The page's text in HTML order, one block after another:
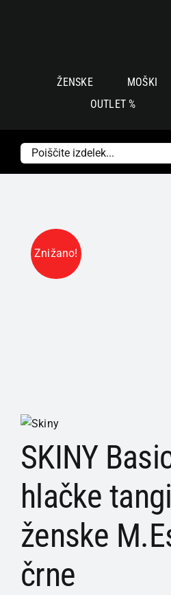
ŽENSKE MOŠKI
OUTLET %
Znižano!
SKINY
hlačke
ženske
črne